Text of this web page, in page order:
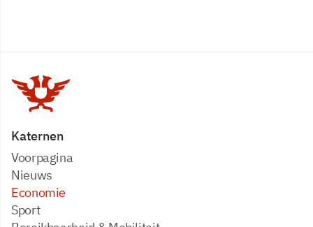
Katernen
Voorpagina
Nieuws
Economie
Sport